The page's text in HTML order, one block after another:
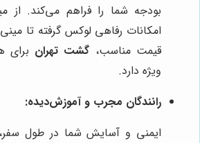
امکانات رفاهی لوکس گرفته تا
قیمت مناسب، گشت تهران برای
ویژه دارد.
رانندگان مجرب و آموزش‌دیده:
ایمنی و آسایش شما در طول